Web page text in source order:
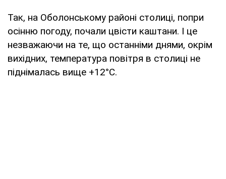
Так, на Оболонському районі столиці, попри
осінню погоду, почали цвісти каштани. І це
незважаючи на те, що останніми днями, окрім
вихідних, температура повітря в столиці не
піднімалась вище +12°С.